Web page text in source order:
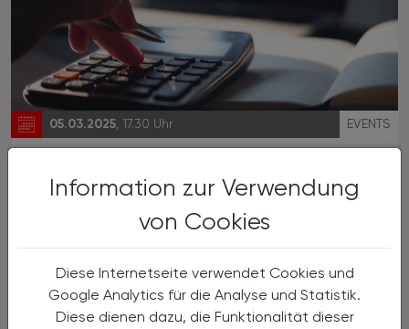
Information zur Verwendung
von Cookies
Diese Internetseite verwendet Cookies und
Google Analytics für die Analyse und Statistik.
Diese dienen dazu, die Funktionalität dieser
05.03.2025 , 17.30 Uhr EVENTS
Netto”